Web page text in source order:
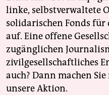
linke, selbstverwaltete
solidarischen Fonds für
auf. Eine offene
zugänglichen
zivilgesellschaftliches
auch? Dann machen
unsere Aktion.